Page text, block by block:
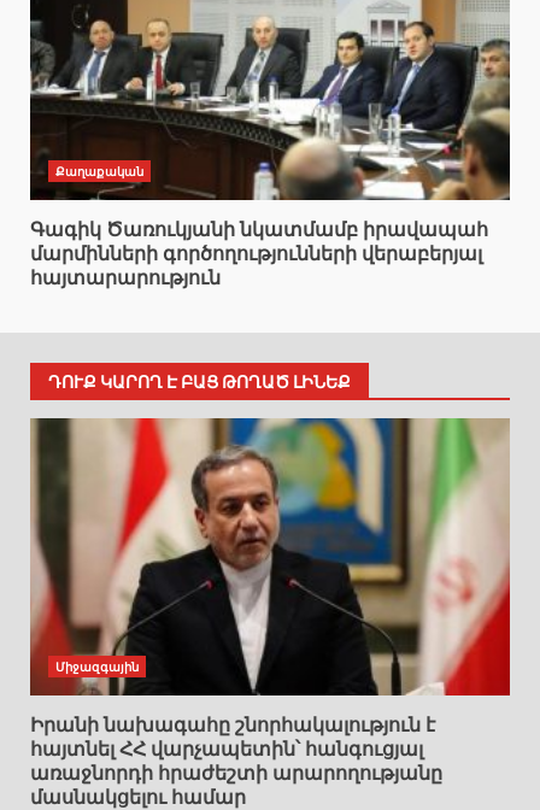
Քաղաքական
Գագիկ Ծառուկյանի նկատմամբ իրավապահ
մարմինների գործողությունների վերաբերյալ
հայտարարություն
ԴՈՒՔ ԿԱՐՈՂ Է ԲԱՑ ԹՈՂԱԾ ԼԻՆԵՔ
Միջազգային
Իրանի նախագահը շնորհակալություն է
հայտնել ՀՀ վարչապետին՝ հանգուցյալ
առաջնորդի հրաժեշտի արարողությանը
մասնակցելու համար